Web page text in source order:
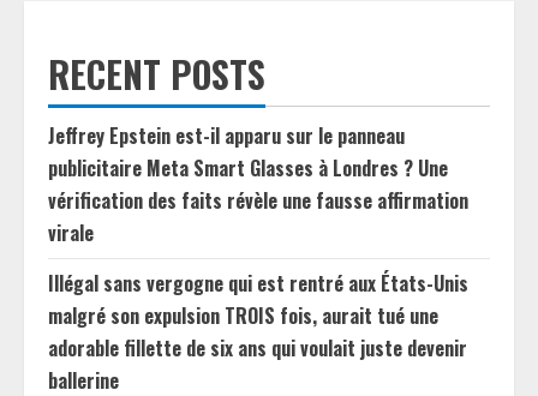
RECENT POSTS
Jeffrey Epstein est-il apparu sur le panneau
publicitaire Meta Smart Glasses à Londres ? Une
vérification des faits révèle une fausse affirmation
virale
Illégal sans vergogne qui est rentré aux États-Unis
malgré son expulsion TROIS fois, aurait tué une
adorable fillette de six ans qui voulait juste devenir
ballerine